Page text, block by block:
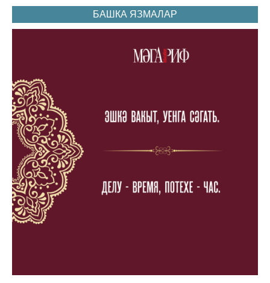
БАШКА ЯЗМАЛАР